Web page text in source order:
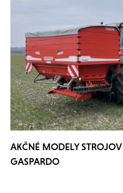
AKČNÉ MODELY
GASPARDO